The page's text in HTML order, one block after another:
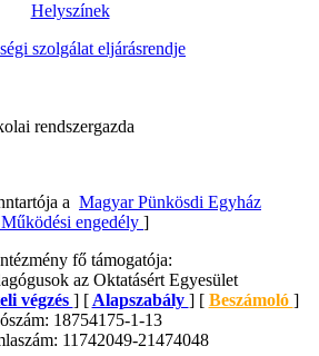
Helyszínek
szolgálat eljárásrendje
rendszergazda
a Magyar Pünkösdi Egyház
Működési engedély ]
fő támogatója:
az Oktatásért Egyesület
végzés ] [ Alapszabály ] [ Beszámoló ]
18754175-1-13
11742049-21474048